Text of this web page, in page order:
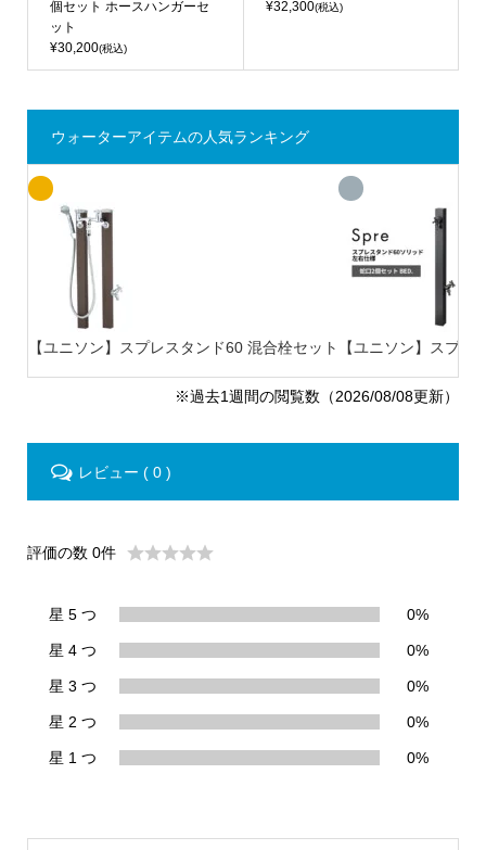
個セット ホースハンガーセ
ット
¥30,200(税込)
¥32,300(税込)
ウォーターアイテムの人気ランキング
【ユニソン】スプレスタンド60 混合栓セット 【ユニソン】スプ
※過去1週間の閲覧数（2026/08/08更新）
レビュー ( 0 )
評価の数 0件
星 5 つ 0%
星 4 つ 0%
星 3 つ 0%
星 2 つ 0%
星 1 つ 0%